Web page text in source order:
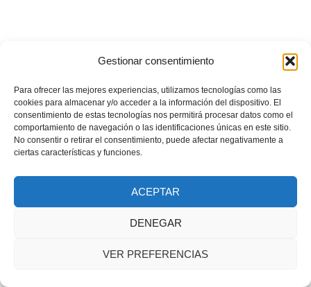
Gestionar consentimiento
Para ofrecer las mejores experiencias, utilizamos tecnologías como las
cookies para almacenar y/o acceder a la información del dispositivo. El
consentimiento de estas tecnologías nos permitirá procesar datos como el
comportamiento de navegación o las identificaciones únicas en este sitio.
No consentir o retirar el consentimiento, puede afectar negativamente a
ciertas características y funciones.
ACEPTAR
DENEGAR
VER PREFERENCIAS